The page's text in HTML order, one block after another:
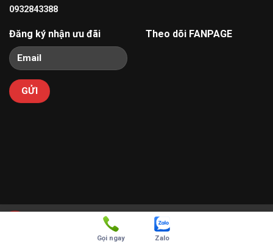
0922425888
0932843388
Đăng ký nhận ưu đãi Theo dõi FANPAGE
Dịch vụ quản trị website
bởi VinaSite.com.vn
Gọi ngay Zalo